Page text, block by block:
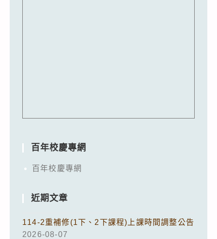
百年校慶專網
百年校慶專網
近期文章
114-2重補修(1下、2下課程)上課時間調整公告
2026-08-07